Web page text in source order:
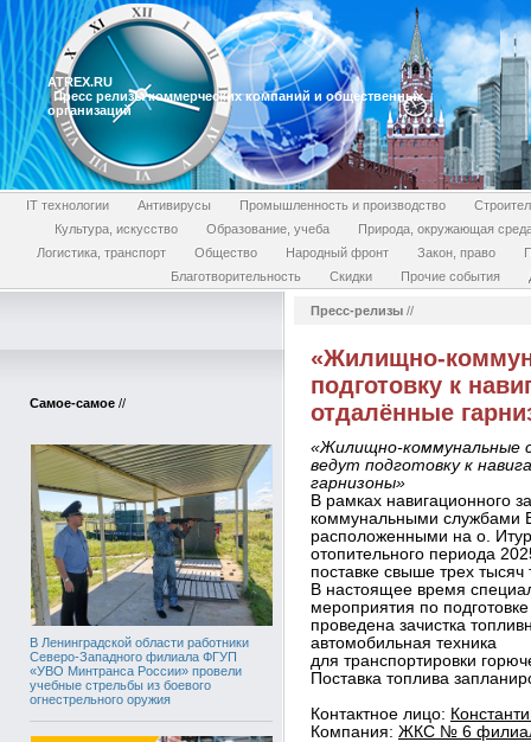
ATREX.RU
Пресс релизы коммерческих компаний и общественных
организаций
IT технологии Антивирусы Промышленность и производство
Культура, искусство
Образование, учеба
Природа, окружающая
Логистика, транспорт
Общество Народный фронт Закон, право
Благотворительность
Скидки Прочие события
Самое-самое //
В Ленинградской области работники
Северо-Западного филиала ФГУП
«УВО Минтранса России» провели
учебные стрельбы из боевого
огнестрельного оружия
Пресс-релизы //
«Жилищно-
подготовку к
отдалённые
«Жилищно-коммунальные
ведут подготовку к
гарнизоны»
В рамках навигационного
коммунальными службами
расположенными на о.
отопительного периода
поставке свыше трех тысяч
В настоящее время
мероприятия по
проведена зачистка
автомобильная техника
для транспортировки
Поставка топлива
Контактное лицо:
Компания: ЖКС № 6